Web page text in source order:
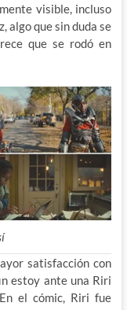
visible, incluso
algo que sin duda se
que se rodó en
satisfacción con
estoy ante una Riri
el cómic, Riri fue